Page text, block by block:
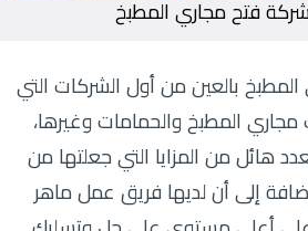
فتح مجاري المطبخ
بالعين من أول الشركات التي
المطبخ والحمامات وغيرها،
هائل من المزايا التي جعلتها من
إلى أن لديها فريق عمل ماهر